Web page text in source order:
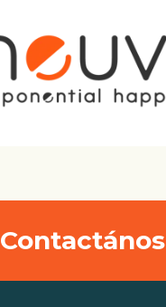
Contactános